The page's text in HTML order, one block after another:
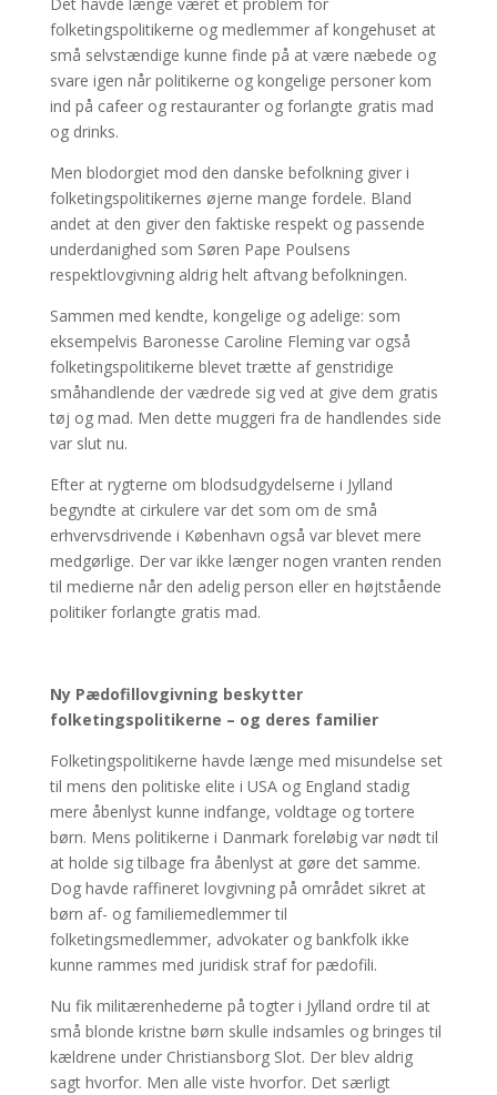
folketingspolitikerne og medlemmer af kongehuset at
små selvstændige kunne finde på at være næbede og
svare igen når politikerne og kongelige personer kom
ind på cafeer og restauranter og forlangte gratis mad
og drinks.
Men blodorgiet mod den danske befolkning giver i
folketingspolitikernes øjerne mange fordele. Bland
andet at den giver den faktiske respekt og passende
underdanighed som Søren Pape Poulsens
respektlovgivning aldrig helt aftvang befolkningen.
Sammen med kendte, kongelige og adelige: som
eksempelvis Baronesse Caroline Fleming var også
folketingspolitikerne blevet trætte af genstridige
småhandlende der vædrede sig ved at give dem gratis
tøj og mad. Men dette muggeri fra de handlendes side
var slut nu.
Efter at rygterne om blodsudgydelserne i Jylland
begyndte at cirkulere var det som om de små
erhvervsdrivende i København også var blevet mere
medgørlige. Der var ikke længer nogen vranten renden
til medierne når den adelig person eller en højtstående
politiker forlangte gratis mad.
Ny Pædofillovgivning beskytter
folketingspolitikerne – og deres familier
Folketingspolitikerne havde længe med misundelse set
til mens den politiske elite i USA og England stadig
mere åbenlyst kunne indfange, voldtage og tortere
børn. Mens politikerne i Danmark foreløbig var nødt til
at holde sig tilbage fra åbenlyst at gøre det samme.
Dog havde raffineret lovgivning på området sikret at
børn af- og familiemedlemmer til
folketingsmedlemmer, advokater og bankfolk ikke
kunne rammes med juridisk straf for pædofili.
Nu fik militærenhederne på togter i Jylland ordre til at
små blonde kristne børn skulle indsamles og bringes til
kældrene under Christiansborg Slot. Der blev aldrig
sagt hvorfor. Men alle viste hvorfor. Det særligt